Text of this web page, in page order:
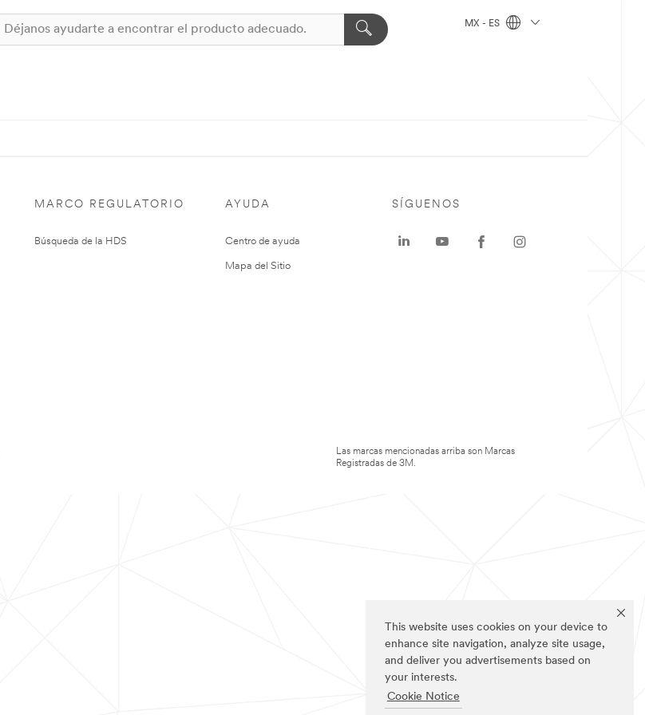
This website uses cookies on your device to
enhance site navigation, analyze site usage,
and deliver you advertisements based on
your interests.
Cookie Notice
MX - ES
MARCO REGULATORIO
Búsqueda de la HDS
AYUDA
Centro de ayuda
Mapa del Sitio
SÍGUENOS
Las marcas mencionadas arriba son Marcas
Registradas de 3M.